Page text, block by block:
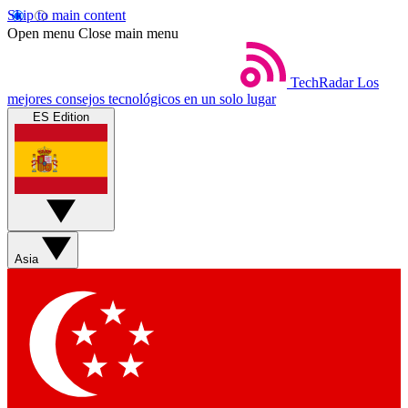
Skip to main content
Open menu Close main menu
TechRadar Los
mejores consejos tecnológicos en un solo lugar
ES Edition
Asia